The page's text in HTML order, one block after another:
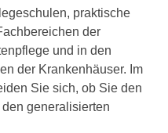
praktische
der
und in den
der Krankenhäuser. Im
Sie sich, ob Sie den
generalisierten